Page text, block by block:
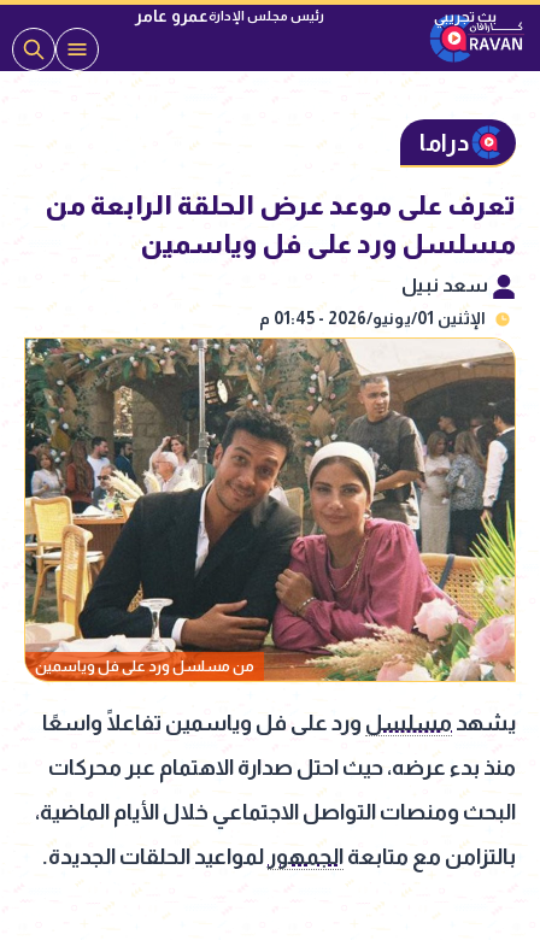
رئيس مجلس الإدارةعمرو عامر
دراما
تعرف على موعد عرض الحلقة الرابعة من
مسلسل ورد على فل وياسمين
سعد نبيل
الإثنين 01/يونيو/2026 - 01:45 م
من مسلسل ورد على فل وياسمين
يشهد مسلسل ورد على فل وياسمين تفاعلًا واسعًا
منذ بدء عرضه، حيث احتل صدارة الاهتمام عبر محركات
البحث ومنصات التواصل الاجتماعي خلال الأيام الماضية،
بالتزامن مع متابعة الجمهور لمواعيد الحلقات الجديدة.